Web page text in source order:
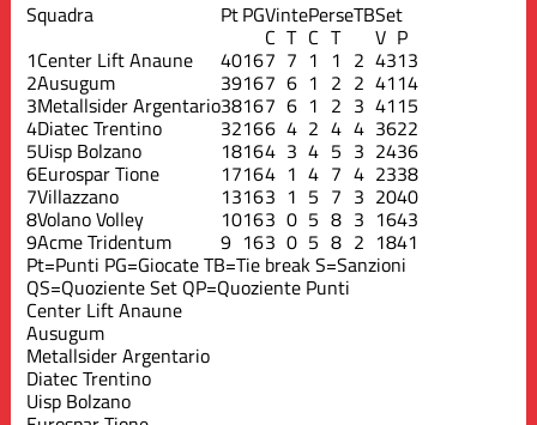
Squadra PtPGVintePerseTBSet
C T C T V P
1Center Lift Anaune 40167 7 1 1 2 4313
2Ausugum 39167 6 1 2 2 4114
3Metallsider Argentario38167 6 1 2 3 4115
4Diatec Trentino 32166 4 2 4 4 3622
5Uisp Bolzano 18164 3 4 5 3 2436
6Eurospar Tione 17164 1 4 7 4 2338
7Villazzano 13163 1 5 7 3 2040
8Volano Volley 10163 0 5 8 3 1643
9Acme Tridentum 9 163 0 5 8 2 1841
Pt=Punti PG=GiocateTB=Tie breakS=Sanzioni
QS=Quoziente Set QP=Quoziente Punti
Center Lift Anaune
Ausugum
Metallsider Argentario
Diatec Trentino
Uisp Bolzano